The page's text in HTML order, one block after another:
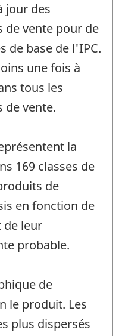
jour des
de vente pour de
de base de l'IPC.
une fois à
tous les
de vente.
la
169 classes de
de
en fonction de
de leur
probable.
de
le produit. Les
plus dispersés